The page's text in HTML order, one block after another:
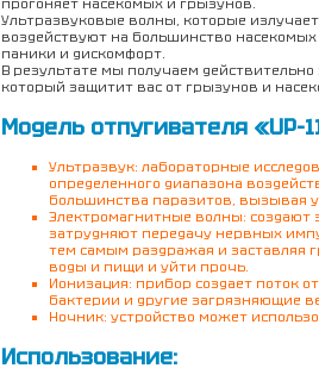
прогоняет насекомых и грызунов.
Ультразвуковые волны, которые
воздействуют на большинство
паники и дискомфорт.
В результате мы получаем
который защитит вас от грызунов и
Модель отпугивателя «UP-
Ультразвук: лабораторные
определенного диапазона
большинства паразитов, вызывая
Электромагнитные волны: создают
затрудняют передачу нервных
тем самым раздражая и заставляя
воды и пищи и уйти прочь.
Ионизация: прибор создает поток
бактерии и другие загрязняющие
Ночник: устройство может
Использование: